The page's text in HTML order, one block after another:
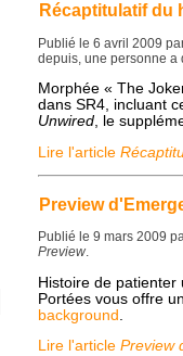
Récaptitulatif du
Publié le 6 avril 2009
depuis, une personne a
Morphée « The
dans SR4, incluant
Unwired, le
Lire l'article
Preview
Publié le 9 mars 2009
Preview.
Histoire de patienter
Portées vous offre
background
Lire l'article Preview